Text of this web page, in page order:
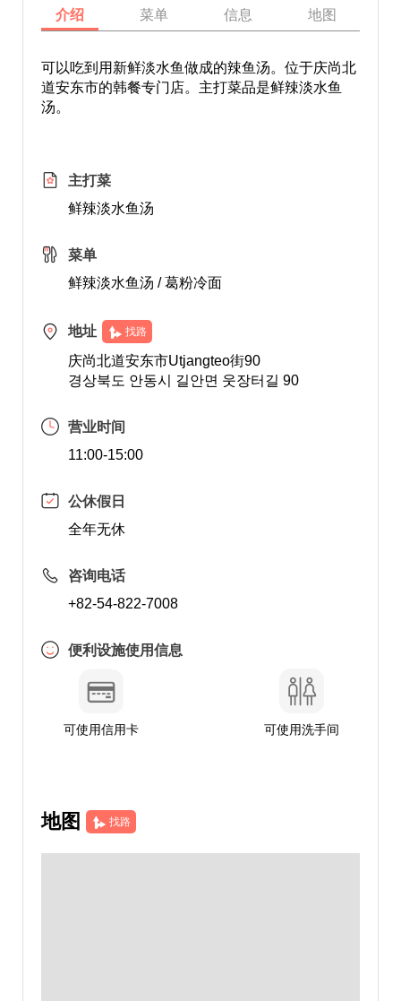
介绍 菜单 信息 地图
可以吃到用新鲜淡水鱼做成的辣鱼汤。位于庆尚北
道安东市的韩餐专门店。主打菜品是鲜辣淡水鱼
汤。
主打菜
鲜辣淡水鱼汤
菜单
鲜辣淡水鱼汤 / 葛粉冷面
地址 找路
庆尚北道安东市Utjangteo街90
경상북도 안동시 길안면 웃장터길 90
营业时间
11:00-15:00
公休假日
全年无休
咨询电话
+82-54-822-7008
便利设施使用信息
可使用信用卡 可使用洗手间
地图 找路